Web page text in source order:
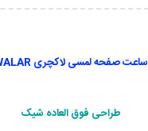
ساعت صفحه لمسی لاکچری WALAR
طراحی فوق العاده شیک